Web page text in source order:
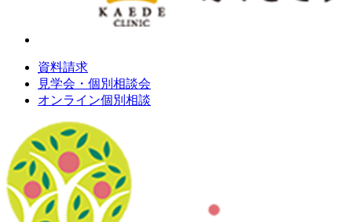
資料請求
見学会・個別相談会
オンライン個別相談